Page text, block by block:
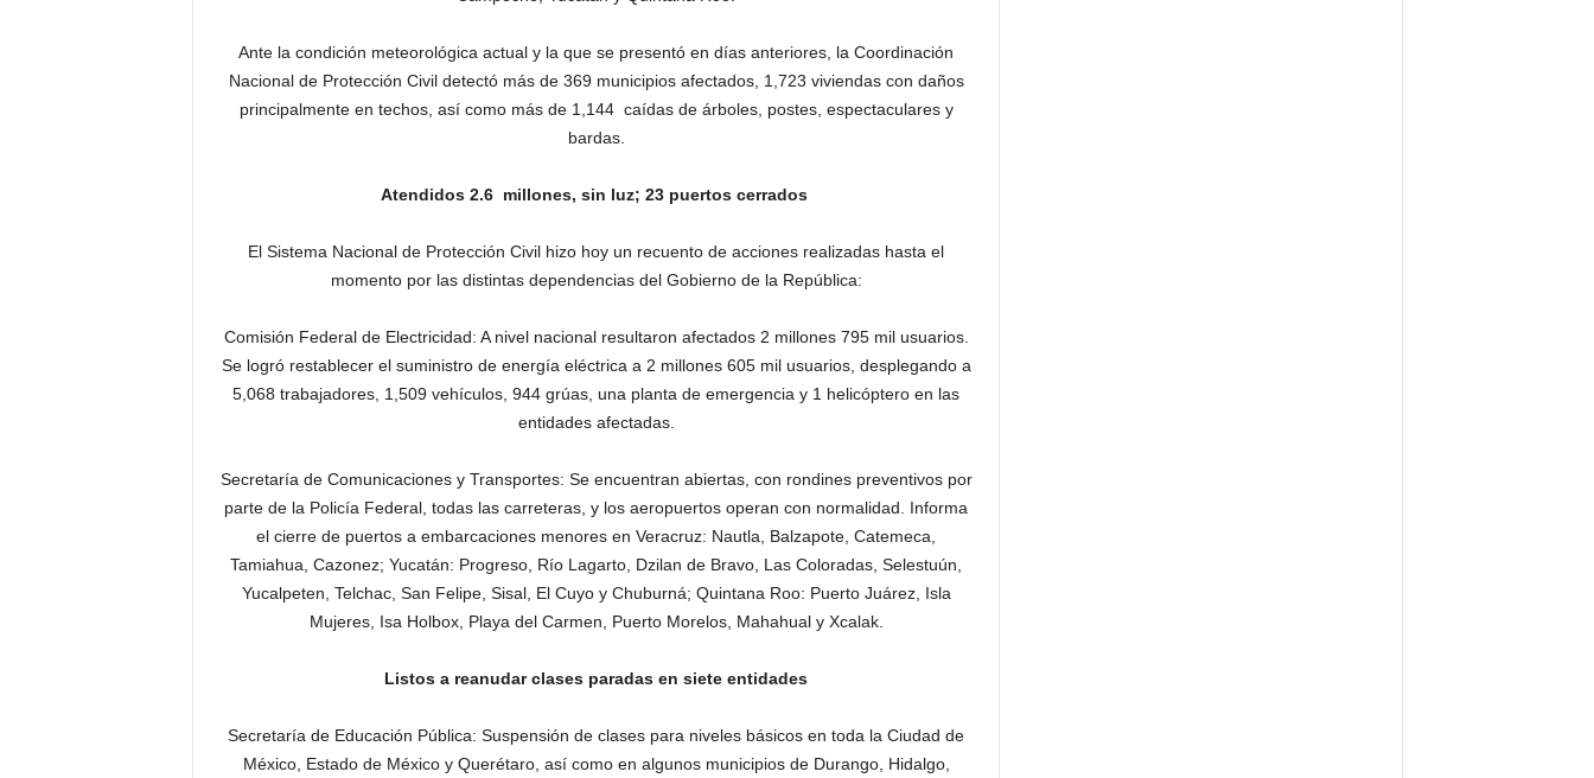
Ante la condición meteorológica actual y la que se presentó en días anteriores, la Coordinación
Nacional de Protección Civil detectó más de 369 municipios afectados, 1,723 viviendas con daños
principalmente en techos, así como más de 1,144 caídas de árboles, postes, espectaculares y
bardas.
Atendidos 2.6 millones, sin luz; 23 puertos cerrados
El Sistema Nacional de Protección Civil hizo hoy un recuento de acciones realizadas hasta el
momento por las distintas dependencias del Gobierno de la República:
Comisión Federal de Electricidad: A nivel nacional resultaron afectados 2 millones 795 mil usuarios.
Se logró restablecer el suministro de energía eléctrica a 2 millones 605 mil usuarios, desplegando a
5,068 trabajadores, 1,509 vehículos, 944 grúas, una planta de emergencia y 1 helicóptero en las
entidades afectadas.
Secretaría de Comunicaciones y Transportes: Se encuentran abiertas, con rondines preventivos por
parte de la Policía Federal, todas las carreteras, y los aeropuertos operan con normalidad. Informa
el cierre de puertos a embarcaciones menores en Veracruz: Nautla, Balzapote, Catemeca,
Tamiahua, Cazonez; Yucatán: Progreso, Río Lagarto, Dzilan de Bravo, Las Coloradas, Selestuún,
Yucalpeten, Telchac, San Felipe, Sisal, El Cuyo y Chuburná; Quintana Roo: Puerto Juárez, Isla
Mujeres, Isa Holbox, Playa del Carmen, Puerto Morelos, Mahahual y Xcalak.
Listos a reanudar clases paradas en siete entidades
Secretaría de Educación Pública: Suspensión de clases para niveles básicos en toda la Ciudad de
México, Estado de México y Querétaro, así como en algunos municipios de Durango, Hidalgo,